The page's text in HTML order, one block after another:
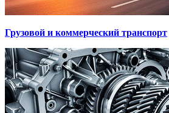
Грузовой и коммерческий транспорт